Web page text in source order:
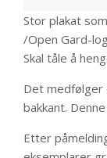
Stor plakat
/Open Gard-
Skal tåle å
Det medfølger
bakkant.
Etter